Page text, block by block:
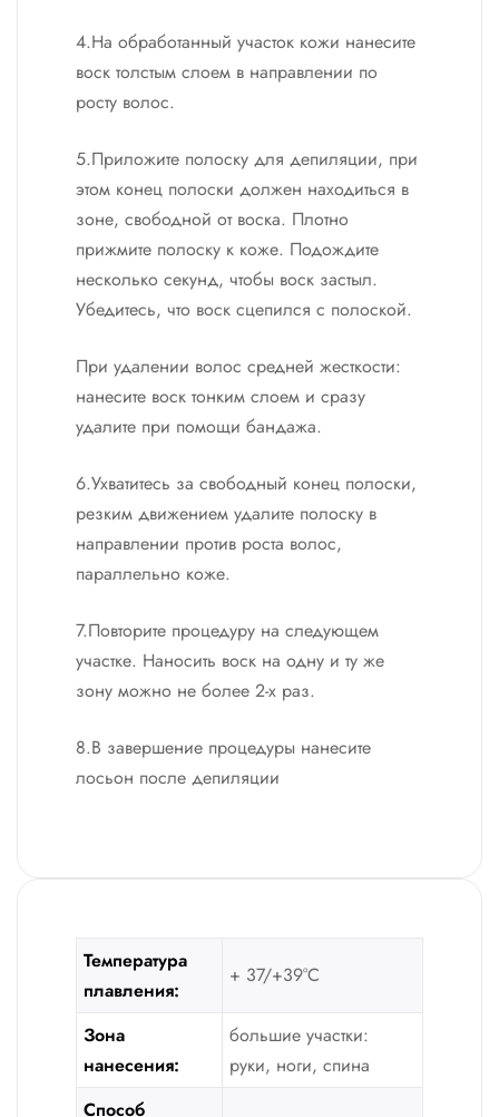
4.На обработанный участок кожи нанесите
воск толстым слоем в направлении по
росту волос.
5.Приложите полоску для депиляции, при
этом конец полоски должен находиться в
зоне, свободной от воска. Плотно
прижмите полоску к коже. Подождите
несколько секунд, чтобы воск застыл.
Убедитесь, что воск сцепился с полоской.
При удалении волос средней жесткости:
нанесите воск тонким слоем и сразу
удалите при помощи бандажа.
6.Ухватитесь за свободный конец полоски,
резким движением удалите полоску в
направлении против роста волос,
параллельно коже.
7.Повторите процедуру на следующем
участке. Наносить воск на одну и ту же
зону можно не более 2-х раз.
8.В завершение процедуры нанесите
лосьон после депиляции
Температура
плавления:
+ 37/+39°С
Зона
нанесения:
большие участки:
руки, ноги, спина
Способ